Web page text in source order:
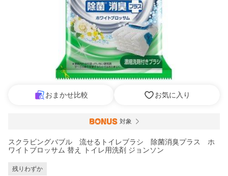
おまかせ比較 お気に入り
対象
スクラビングバブル 流せるトイレブラシ 除菌消臭プラス ホ
ワイトブロッサム 替え トイレ用洗剤 ジョンソン
残りわずか